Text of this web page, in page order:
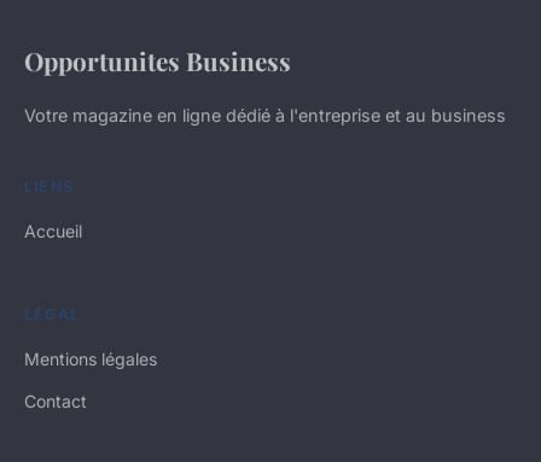
Opportunites Business
Votre magazine en ligne dédié à l'entreprise et au business
LIENS
Accueil
LÉGAL
Mentions légales
Contact